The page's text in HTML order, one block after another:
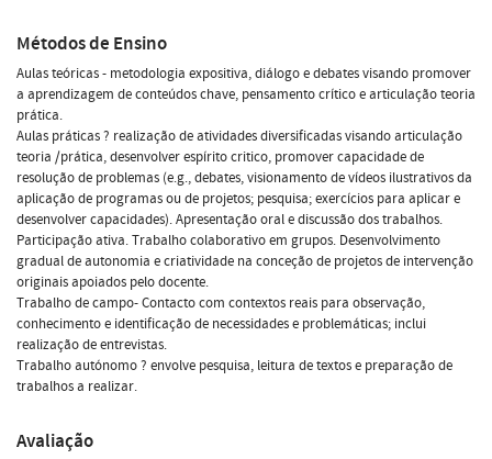
Métodos de Ensino
Aulas teóricas - metodologia expositiva, diálogo e debates visando promover
a aprendizagem de conteúdos chave, pensamento crítico e articulação teoria
prática.
Aulas práticas ? realização de atividades diversificadas visando articulação
teoria /prática, desenvolver espírito critico, promover capacidade de
resolução de problemas (e.g., debates, visionamento de vídeos ilustrativos da
aplicação de programas ou de projetos; pesquisa; exercícios para aplicar e
desenvolver capacidades). Apresentação oral e discussão dos trabalhos.
Participação ativa. Trabalho colaborativo em grupos. Desenvolvimento
gradual de autonomia e criatividade na conceção de projetos de intervenção
originais apoiados pelo docente.
Trabalho de campo- Contacto com contextos reais para observação,
conhecimento e identificação de necessidades e problemáticas; inclui
realização de entrevistas.
Trabalho autónomo ? envolve pesquisa, leitura de textos e preparação de
trabalhos a realizar.
Avaliação